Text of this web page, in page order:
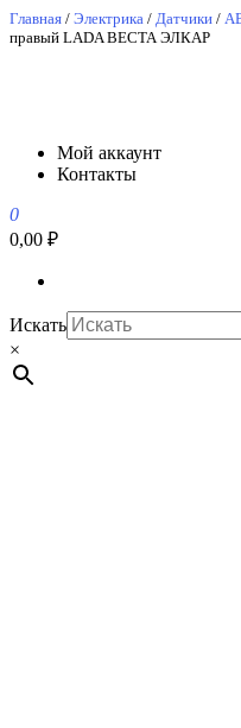
Перейти
к
Главная / Электрика / Датчики /
правый LADA ВЕСТА ЭЛКАР
АвтоСпецЮг
АвтоСпецЮг автозапчасти
Мой аккаунт
Контакты
0
0,00 ₽
Искать
×